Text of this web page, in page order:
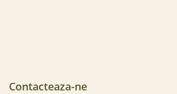
Contacteaza-ne